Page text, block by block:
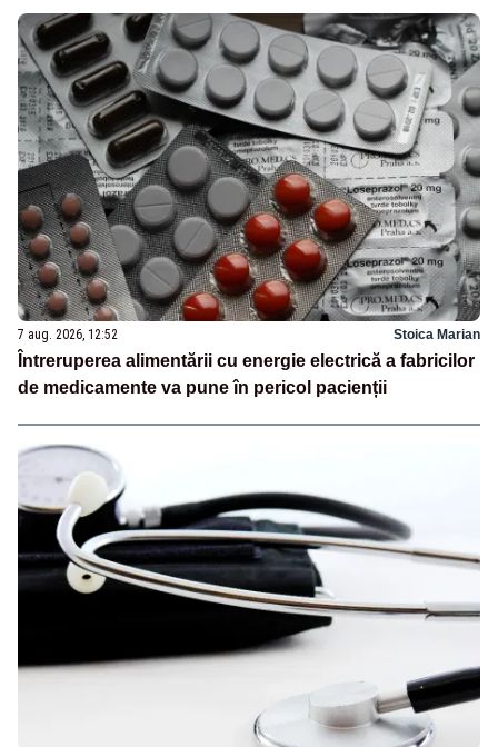
7 aug. 2026, 12:52 Stoica Marian
Întreruperea alimentării cu energie electrică a fabricilor
de medicamente va pune în pericol pacienții